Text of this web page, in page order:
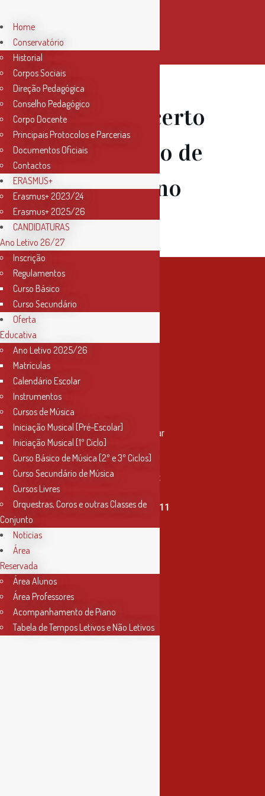
11 Dez
Concerto
Coral – Ciclo de
Concertos no
Património
Contactos
Rua Miguel Bombarda, nº 4, 1º andar
2000-080 Santarém
info@conservatoriosantarem.pt
T. (+351) 915 335 478 / 913 890 411
Horário Secretaria
2ª, 3ª, 5ª e 6ª feira
das 9h às 17h30
4ª feira
das 9h às 13h
Home
Conservatório
Historial
Corpos Sociais
Direção Pedagógica
Conselho Pedagógico
Corpo Docente
Principais Protocolos e Parcerias
Documentos Oficiais
Contactos
ERASMUS+
Erasmus+ 2023/24
Erasmus+ 2025/26
CANDIDATURAS
Ano Letivo 26/27
Inscrição
Regulamentos
Curso Básico
Curso Secundário
Oferta
Educativa
Ano Letivo 2025/26
Matrículas
Calendário Escolar
Instrumentos
Cursos de Música
Iniciação Musical [Pré-Escolar]
Iniciação Musical [1º Ciclo]
Curso Básico de Música [2º e 3º Ciclos]
Curso Secundário de Música
Cursos Livres
Orquestras, Coros e outras Classes de
Conjunto
Notícias
Área
Reservada
Área Alunos
Área Professores
Acompanhamento de Piano
Tabela de Tempos Letivos e Não Letivos